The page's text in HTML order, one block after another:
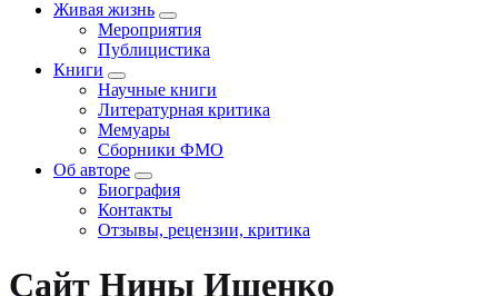
Живая жизнь
Мероприятия
Публицистика
Книги
Научные книги
Литературная критика
Мемуары
Сборники ФМО
Об авторе
Биография
Контакты
Отзывы, рецензии, критика
Сайт Нины Ищенко